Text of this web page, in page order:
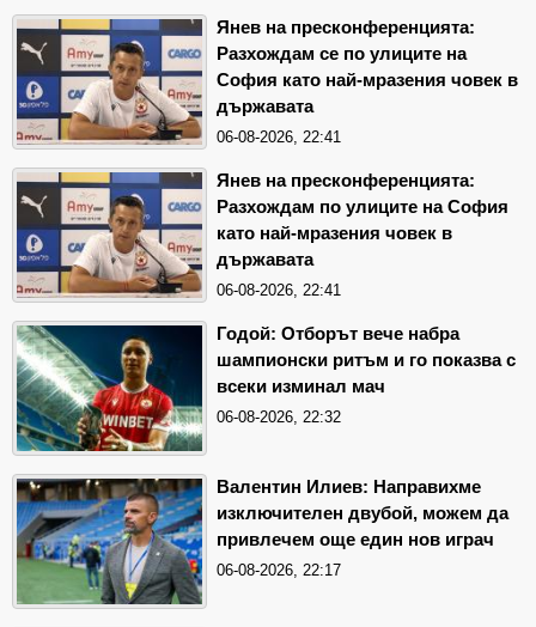
Янев на пресконференцията:
Разхождам се по улиците на
София като най-мразения човек в
държавата
06-08-2026, 22:41
Янев на пресконференцията:
Разхождам по улиците на София
като най-мразения човек в
държавата
06-08-2026, 22:41
Годой: Отборът вече набра
шампионски ритъм и го показва с
всеки изминал мач
06-08-2026, 22:32
Валентин Илиев: Направихме
изключителен двубой, можем да
привлечем още един нов играч
06-08-2026, 22:17